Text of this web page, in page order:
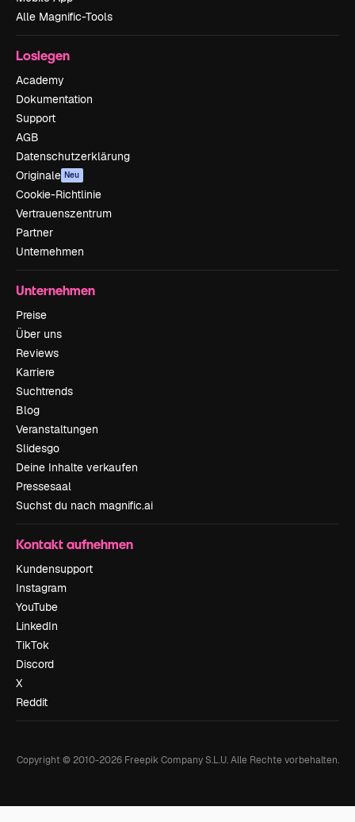
Alle Magnific-Tools
Loslegen
Academy
Dokumentation
Support
AGB
Datenschutzerklärung
Originale Neu
Cookie-Richtlinie
Vertrauenszentrum
Partner
Unternehmen
Unternehmen
Preise
Über uns
Reviews
Karriere
Suchtrends
Blog
Veranstaltungen
Slidesgo
Deine Inhalte verkaufen
Pressesaal
Suchst du nach magnific.ai
Kontakt aufnehmen
Kundensupport
Instagram
YouTube
LinkedIn
TikTok
Discord
X
Reddit
Copyright © 2010-2026Freepik Company S.L.U. Alle Rechte vorbehalten.